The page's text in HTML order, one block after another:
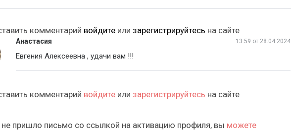
комментарий войдите или зарегистрируйтесь на сайте
Анастасия 13:59 от 28.04.2024
Евгения Алексеевна , удачи вам !!!
комментарий войдите или зарегистрируйтесь на сайте
не пришло письмо со ссылкой на активацию профиля, вы можете